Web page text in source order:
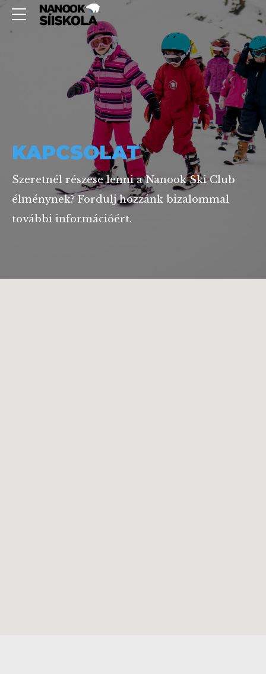
KAPCSOLAT
Szeretnél részese lenni a Nanook Ski Club
élménynek? Fordulj hozzánk bizalommal
további információért.